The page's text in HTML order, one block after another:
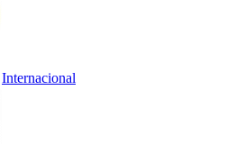
Internacional